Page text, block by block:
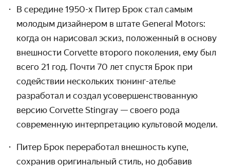
В середине 1950-х Питер Брок стал самым
молодым дизайнером в штате General Motors:
когда он нарисовал эскиз, положенный в основу
внешности Corvette второго поколения, ему был
всего 21 год. Почти 70 лет спустя Брок при
содействии нескольких тюнинг-ателье
разработал и создал усовершенствованную
версию Corvette Stingray — своего рода
современную интерпретацию культовой модели.
Питер Брок переработал внешность купе,
сохранив оригинальный стиль, но добавив